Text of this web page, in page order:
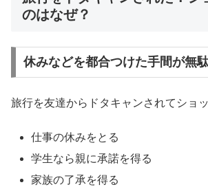
のはなぜ？
休みなどを都合つけた手間が無
旅行を友達からドタキャンされてショッ
仕事の休みをとる
学生なら親に承諾を得る
家族の了承を得る